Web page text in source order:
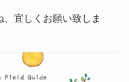
宜しくお願い致しま